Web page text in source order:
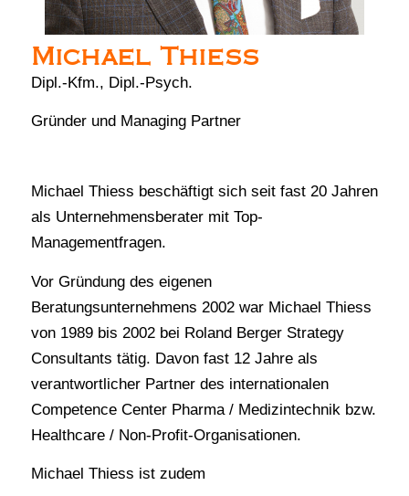
Michael Thiess
Dipl.-Kfm., Dipl.-Psych.
Gründer und Managing Partner
Michael Thiess beschäftigt sich seit fast 20 Jahren
als Unternehmensberater mit Top-
Managementfragen.
Vor Gründung des eigenen
Beratungsunternehmens 2002 war Michael Thiess
von 1989 bis 2002 bei Roland Berger Strategy
Consultants tätig. Davon fast 12 Jahre als
verantwortlicher Partner des internationalen
Competence Center Pharma / Medizintechnik bzw.
Healthcare / Non-Profit-Organisationen.
Michael Thiess ist zudem